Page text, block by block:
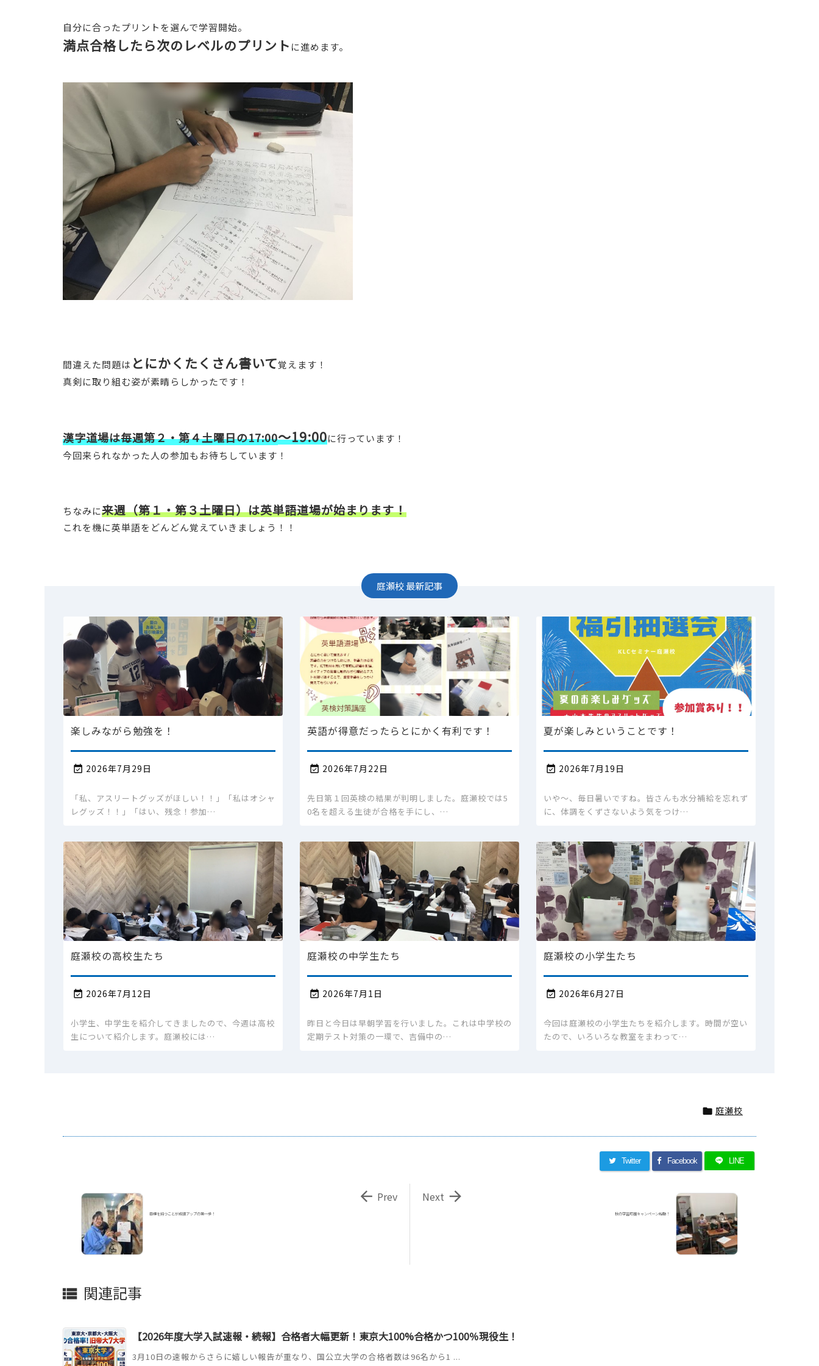
自分に合ったプリントを選んで学習開始。
満点合格したら次のレベルのプリント に進めます。
間違えた問題は とにかくたくさん書いて覚えます！
真剣に取り組む姿が素晴らしかったです！
漢字道場は毎週第２・第４土曜日の17:00～19:00に行っています！
今回来られなかった人の参加もお待ちしています！
ちなみに来週（第１・第３土曜日）は英単語道場が始まります！
これを機に英単語をどんどん覚えていきましょう！！
庭瀬校最新記事
楽しみながら勉強を！
 2026年7月29日
「私、アスリートグッズがほしい！！」「私はオシャ
レグッズ！！」「はい、残念！参加…
英語が得意だったらとにかく有利です！
 2026年7月22日
先日第１回英検の結果が判明しました。庭瀬校では5
0名を超える生徒が合格を手にし、…
夏が楽しみということです！
 2026年7月19日
いや～、毎日暑いですね。皆さんも水分補給を忘れず
に、体調をくずさないよう気をつけ…
庭瀬校の高校生たち
 2026年7月12日
小学生、中学生を紹介してきましたので、今週は高校
生について紹介します。庭瀬校には…
庭瀬校の中学生たち
 2026年7月1日
昨日と今日は早朝学習を行いました。これは中学校の
定期テスト対策の一環で、吉備中の…
庭瀬校の小学生たち
 2026年6月27日
今回は庭瀬校の小学生たちを紹介します。時間が空い
たので、いろいろな教室をまわって…
 庭瀬校
Twitter Facebook LINE
秋の学習応援キャンペーン始動！

Next
目標を持つことが成績アップの第一歩！
 Prev
 関連記事
【2026年度大学入試速報・続報】合格者大幅更新！東京大100%合格かつ100％現役生！
3月10日の速報からさらに嬉しい報告が重なり、国公立大学の合格者数は96名から1 ...